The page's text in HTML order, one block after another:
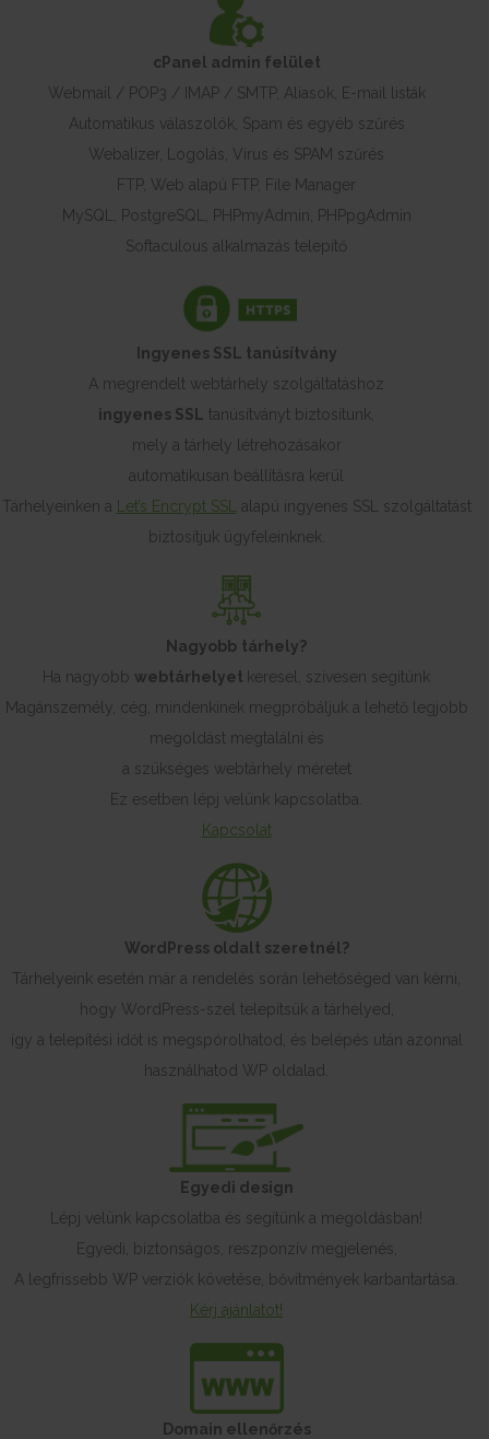
cPanel admin felület
Webmail / POP3 / IMAP / SMTP, Aliasok, E-mail listák
Automatikus válaszolók, Spam és egyéb szűrés
Webalizer, Logolás, Vírus és SPAM szűrés
FTP, Web alapú FTP, File Manager
MySQL, PostgreSQL, PHPmyAdmin, PHPpgAdmin
Softaculous alkalmazás telepítő
Ingyenes SSL tanúsítvány
A megrendelt webtárhely szolgáltatáshoz
ingyenes SSL tanúsítványt biztosítunk,
mely a tárhely létrehozásakor
automatikusan beállításra kerül
Tárhelyeinken a Let’s Encrypt SSLalapú ingyenes SSL szolgáltatást
biztosítjuk ügyfeleinknek.
Nagyobb tárhely?
Ha nagyobb webtárhelyet keresel, szívesen segítünk
Magánszemély, cég, mindenkinek megpróbáljuk a lehető legjobb
megoldást megtalálni és
a szükséges webtárhely méretet
Ez esetben lépj velünk kapcsolatba.
Kapcsolat
WordPress oldalt szeretnél?
Tárhelyeink esetén már a rendelés során lehetőséged van kérni,
hogy WordPress-szel telepítsük a tárhelyed,
így a telepítési időt is megspórolhatod, és belépés után azonnal
használhatod WP oldalad.
Egyedi design
Lépj velünk kapcsolatba és segítünk a megoldásban!
Egyedi, biztonságos, reszponzív megjelenés,
A legfrissebb WP verziók követése, bővítmények karbantartása.
Kérj ajánlatot!
Domain ellenőrzés